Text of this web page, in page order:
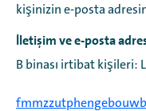
kişinizin e-posta
İletişim ve e-posta
B binası irtibat kişileri: